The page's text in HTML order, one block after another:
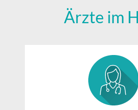
Ärzte im